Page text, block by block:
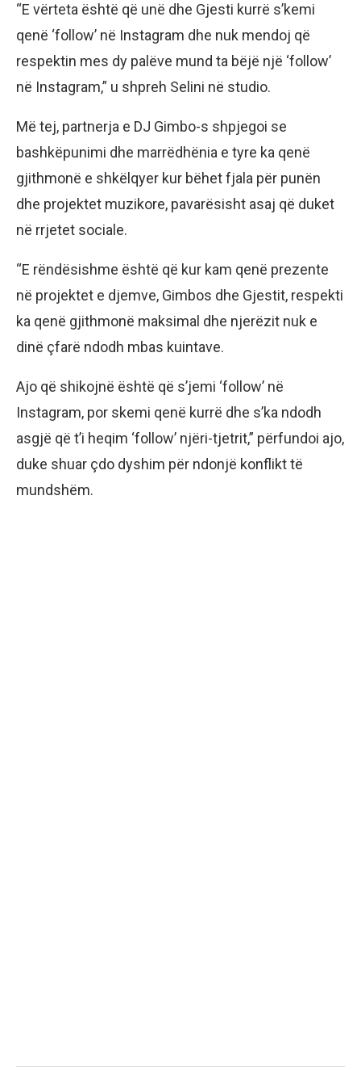
“E vërteta është që unë dhe Gjesti kurrë s’kemi
qenë ‘follow’ në Instagram dhe nuk mendoj që
respektin mes dy palëve mund ta bëjë një ‘follow’
në Instagram,” u shpreh Selini në studio.
Më tej, partnerja e DJ Gimbo-s shpjegoi se
bashkëpunimi dhe marrëdhënia e tyre ka qenë
gjithmonë e shkëlqyer kur bëhet fjala për punën
dhe projektet muzikore, pavarësisht asaj që duket
në rrjetet sociale.
“E rëndësishme është që kur kam qenë prezente
në projektet e djemve, Gimbos dhe Gjestit, respekti
ka qenë gjithmonë maksimal dhe njerëzit nuk e
dinë çfarë ndodh mbas kuintave.
Ajo që shikojnë është që s’jemi ‘follow’ në
Instagram, por skemi qenë kurrë dhe s’ka ndodh
asgjë që t’i heqim ‘follow’ njëri-tjetrit,” përfundoi ajo,
duke shuar çdo dyshim për ndonjë konflikt të
mundshëm.